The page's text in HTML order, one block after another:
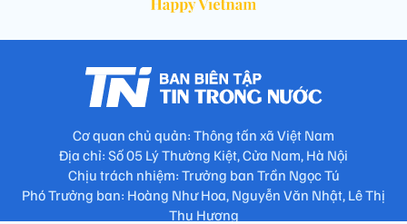
Cơ quan chủ quản: Thông tấn xã Việt Nam
Địa chỉ: Số 05 Lý Thường Kiệt, Cửa Nam, Hà Nội
Chịu trách nhiệm: Trưởng ban Trần Ngọc Tú
Phó Trưởng ban: Hoàng Như Hoa, Nguyễn Văn Nhật, Lê Thị
Thu Hương